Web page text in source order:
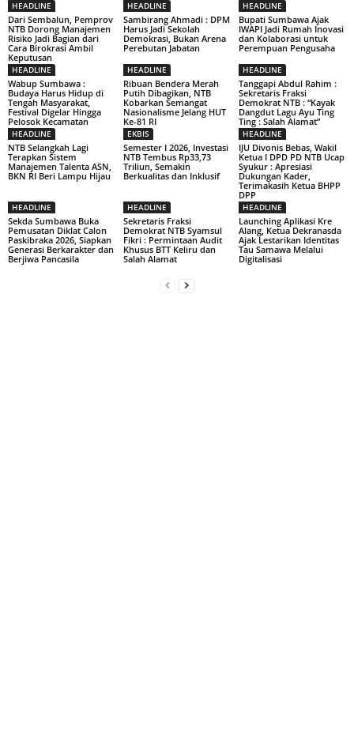
HEADLINE
Dari Sembalun, Pemprov
NTB Dorong Manajemen
Risiko Jadi Bagian dari
Cara Birokrasi Ambil
Keputusan
HEADLINE
Sambirang Ahmadi : DPM
Harus Jadi Sekolah
Demokrasi, Bukan Arena
Perebutan Jabatan
HEADLINE
Bupati Sumbawa Ajak
IWAPI Jadi Rumah Inovasi
dan Kolaborasi untuk
Perempuan Pengusaha
HEADLINE
Wabup Sumbawa :
Budaya Harus Hidup di
Tengah Masyarakat,
Festival Digelar Hingga
Pelosok Kecamatan
HEADLINE
Ribuan Bendera Merah
Putih Dibagikan, NTB
Kobarkan Semangat
Nasionalisme Jelang HUT
Ke-81 RI
HEADLINE
Tanggapi Abdul Rahim :
Sekretaris Fraksi
Demokrat NTB : “Kayak
Dangdut Lagu Ayu Ting
Ting : Salah Alamat”
HEADLINE
NTB Selangkah Lagi
Terapkan Sistem
Manajemen Talenta ASN,
BKN RI Beri Lampu Hijau
EKBIS
Semester I 2026, Investasi
NTB Tembus Rp33,73
Triliun, Semakin
Berkualitas dan Inklusif
HEADLINE
IJU Divonis Bebas, Wakil
Ketua I DPD PD NTB Ucap
Syukur : Apresiasi
Dukungan Kader,
Terimakasih Ketua BHPP
DPP
HEADLINE
Sekda Sumbawa Buka
Pemusatan Diklat Calon
Paskibraka 2026, Siapkan
Generasi Berkarakter dan
Berjiwa Pancasila
HEADLINE
Sekretaris Fraksi
Demokrat NTB Syamsul
Fikri : Permintaan Audit
Khusus BTT Keliru dan
Salah Alamat
HEADLINE
Launching Aplikasi Kre
Alang, Ketua Dekranasda
Ajak Lestarikan Identitas
Tau Samawa Melalui
Digitalisasi